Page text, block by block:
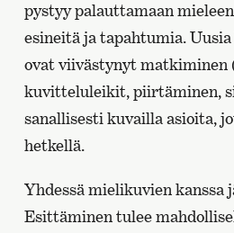
pystyy palauttamaan
esineitä ja tapahtumia.
ovat viivästynyt matkiminen
kuvitteluleikit, piirtäminen,
sanallisesti kuvailla asioita,
hetkellä.
Yhdessä mielikuvien
Esittäminen tulee